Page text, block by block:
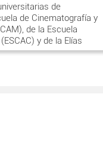
de
de Cinematografía y
de la Escuela
y de la Elías
presenten la